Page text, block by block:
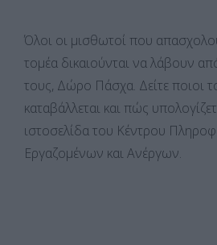
Όλοι οι μισθωτοί που
τομέα δικαιούνται να λάβουν
τους, Δώρο Πάσχα. Δείτε ποιοι
καταβάλλεται και πώς
ιστοσελίδα του Κέντρου
Εργαζομένων και Ανέργων.